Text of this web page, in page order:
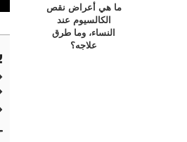
ما هي أعراض نقص
الكالسيوم عند
النساء، وما طرق
علاجه؟